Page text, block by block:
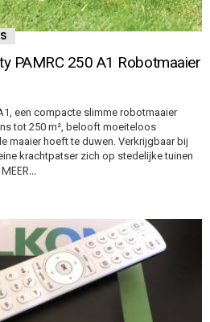
PAMRC 250 A1 Robotmaaier
A1, een compacte slimme robotmaaier
tot 250 m², belooft moeiteloos
maaier hoeft te duwen. Verkrijgbaar bij
krachtpatser zich op stedelijke tuinen